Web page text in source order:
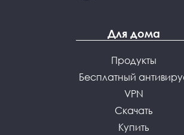
Для дома
Продукты
Бесплатный
VPN
Скачать
Купить